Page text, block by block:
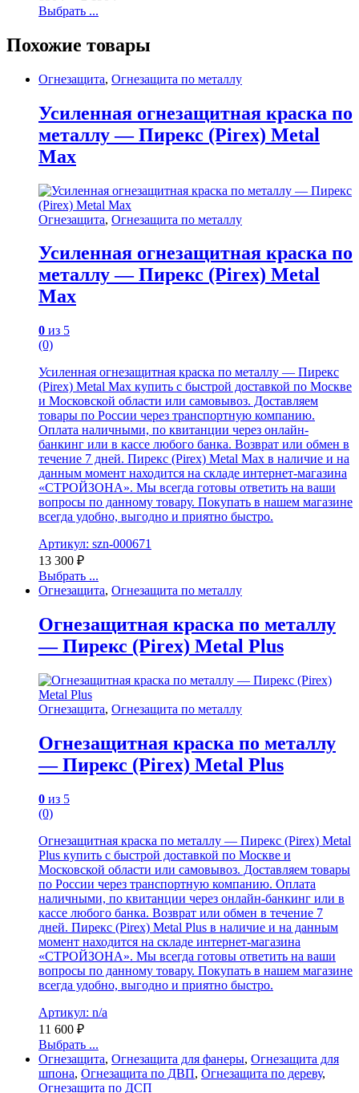
Выбрать ...
Похожие товары
Огнезащита, Огнезащита по металлу
Усиленная огнезащитная краска по
металлу — Пирекс (Pirex) Metal
Max
Огнезащита, Огнезащита по металлу
Усиленная огнезащитная краска по
металлу — Пирекс (Pirex) Metal
Max
0 из 5
(0)
Усиленная огнезащитная краска по металлу — Пирекс
(Pirex) Metal Max купить с быстрой доставкой по Москве
и Московской области или самовывоз. Доставляем
товары по России через транспортную компанию.
Оплата наличными, по квитанции через онлайн-
банкинг или в кассе любого банка. Возврат или обмен в
течение 7 дней. Пирекс (Pirex) Metal Max в наличие и на
данным момент находится на складе интернет-магазина
«СТРОЙЗОНА». Мы всегда готовы ответить на ваши
вопросы по данному товару. Покупать в нашем магазине
всегда удобно, выгодно и приятно быстро.
Артикул: szn-000671
13 300 ₽
Выбрать ...
Огнезащита, Огнезащита по металлу
Огнезащитная краска по металлу
— Пирекс (Pirex) Metal Plus
Огнезащита, Огнезащита по металлу
Огнезащитная краска по металлу
— Пирекс (Pirex) Metal Plus
0 из 5
(0)
Огнезащитная краска по металлу — Пирекс (Pirex) Metal
Plus купить с быстрой доставкой по Москве и
Московской области или самовывоз. Доставляем товары
по России через транспортную компанию. Оплата
наличными, по квитанции через онлайн-банкинг или в
кассе любого банка. Возврат или обмен в течение 7
дней. Пирекс (Pirex) Metal Plus в наличие и на данным
момент находится на складе интернет-магазина
«СТРОЙЗОНА». Мы всегда готовы ответить на ваши
вопросы по данному товару. Покупать в нашем магазине
всегда удобно, выгодно и приятно быстро.
Артикул: n/a
11 600 ₽
Выбрать ...
Огнезащита, Огнезащита для фанеры, Огнезащита для
шпона, Огнезащита по ДВП, Огнезащита по дереву,
Огнезащита по ДСП